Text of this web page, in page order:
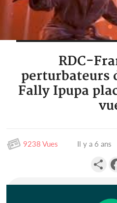
RDC-
perturbateurs
Fally Ipupa
9238 Vues Il y a 6 ans